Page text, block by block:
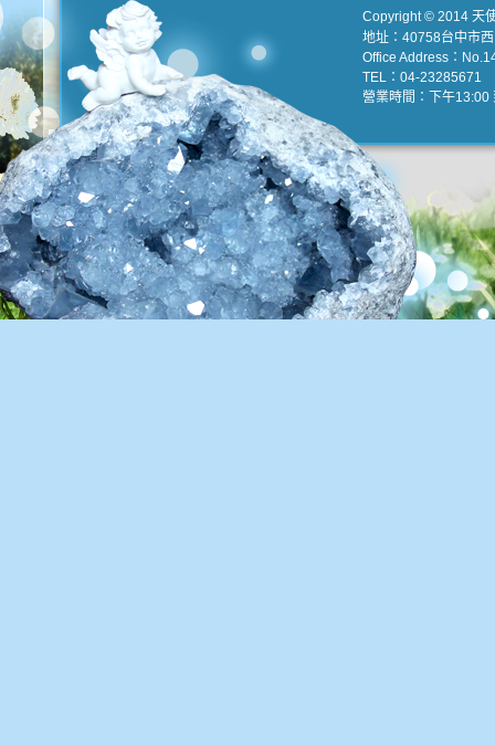
Copyright © 2014 天
地址：40758台中市
Office Address：
TEL：04-23285671
營業時間：下午13:00